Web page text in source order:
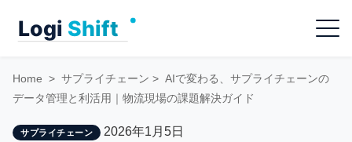
Menu
Home > サプライチェーン > AIで変わる、サプライチェーンの
データ管理と利活用｜物流現場の課題解決ガイド
サプライチェーン 2026年1月5日